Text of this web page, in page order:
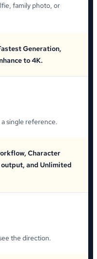
family photo, or
Generation,
to 4K.
single reference.
Character
and Unlimited
the direction.